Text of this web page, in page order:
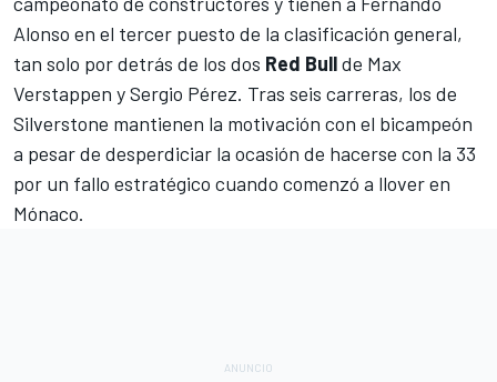
Alonso en el tercer puesto de la clasificación general,
tan solo por detrás de los dos Red Bullde Max
Verstappen ySergio Pérez. Tras seis carreras, los de
Silverstone mantienen la motivación con el bicampeón
a pesar de desperdiciar la ocasión de hacerse con la 33
por un fallo estratégico cuando comenzó a llover en
Mónaco.